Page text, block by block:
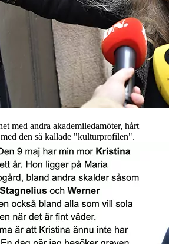
med andra akademiledamöter, hårt
den så kallade "kulturprofilen".